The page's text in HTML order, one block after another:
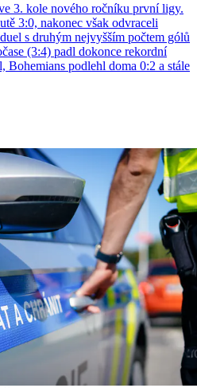
3. kole nového ročníku první ligy.
3:0, nakonec však odvraceli
s druhým nejvyšším počtem gólů
(3:4) padl dokonce rekordní
Bohemians podlehl doma 0:2 a stále